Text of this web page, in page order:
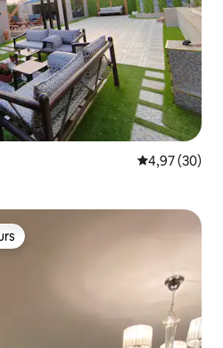
Évaluation
4,97 (30)
les plus appréciés